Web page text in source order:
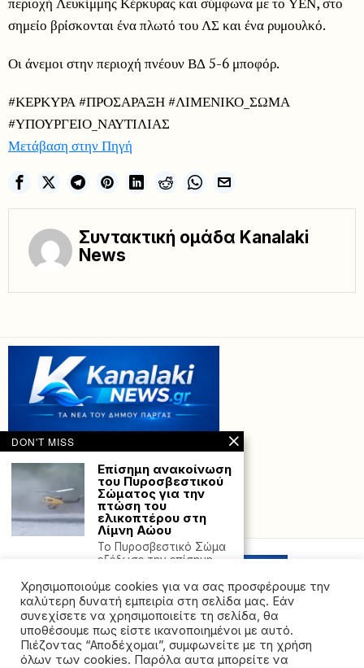
σημείο βρίσκονται ένα πλωτό του ΛΣ και ένα ρυμουλκό.
Οι άνεμοι στην περιοχή πνέουν ΒΔ 5-6 μποφόρ.
#ΚΕΡΚΥΡΑ #ΠΡΟΣΑΡΑΞΗ #ΛΙΜΕΝΙΚΟ_ΣΩΜΑ
#ΥΠΟΥΡΓΕΙΟ_ΝΑΥΤΙΛΙΑΣ
Μετάβαση στην Πηγή
Συντακτική ομάδα Kanalaki
News
Powered with by Hostville”)
©2026 - All rights reserved. Απαγορεύεται ρητά η
Χρησιμοποιούμε cookies για να σας προσφέρουμε την
καλύτερη δυνατή εμπειρία στη σελίδα μας. Εάν
συνεχίσετε να χρησιμοποιείτε τη σελίδα, θα
υποθέσουμε πως είστε ικανοποιημένοι με αυτό.
Πιέζοντας “Αποδέχομαι”, συμφωνείτε με τη χρήση
όλων των cookies. Παρόλα αυτα μπορείτε να
DON'T MISS
Επίσημη ανακοίνωση
του Πυροσβεστικού
Σώματος για την
πτώση του
ελικοπτέρου στη
Λίμνη Αώου
Το Πυροσβεστικό Σώμα
εξέδωσε την επίσημη
σχετικά με
Πότε ανοίγουν μετά
το Πάσχα 2026
μαγαζιά, σούπερ
μάρκετ και
τράπεζες